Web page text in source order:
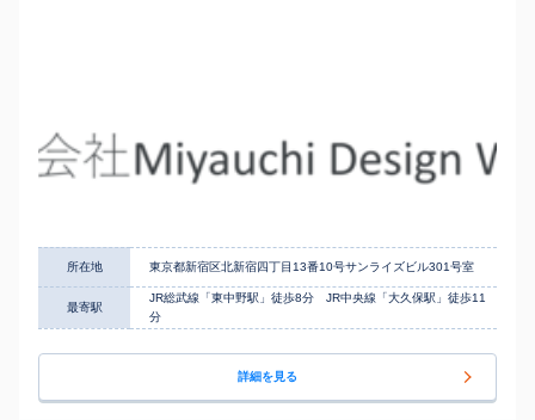
所在地 東京都新宿区北新宿四丁目13番10号サンライズビル301号室
最寄駅
JR総武線「東中野駅」徒歩8分 JR中央線「大久保駅」徒歩11
分
詳細を見る